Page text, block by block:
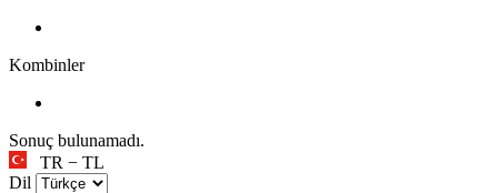
Kombinler
Sonuç bulunamadı.
TR − TL
Dil